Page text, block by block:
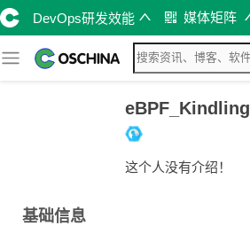
DevOps研发效能 媒体矩阵
eBPF_Kindling
这个人没有介绍！
基础信息